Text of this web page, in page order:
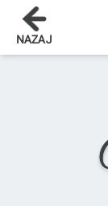
NAZAJ
Domov